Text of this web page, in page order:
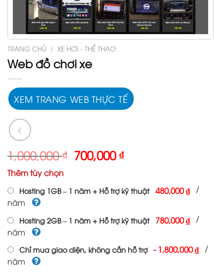
TRANG CHỦ / XE HƠI - THỂ THAO
Web đồ chơi xe
XEM TRANG WEB THỰC TẾ
1,000,000₫ Giá
gốc
1,000,000 ₫.
700,000₫Giá
là:
Thêm tùy chọn
Hosting 1GB – 1 năm + Hỗ trợ kỹ thuật 480,000 ₫ /
năm
Hosting 2GB – 1 năm + Hỗ trợ kỹ thuật 780,000 ₫ /
năm
Chỉ mua giao diện, không cần hỗ trợ -1,800,000 ₫ /
năm